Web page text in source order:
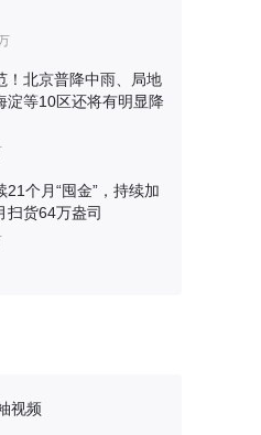
！北京普降中雨、局地
淀等10区还将有明显降
21个月“囤金”，持续加
扫货64万盎司
视频